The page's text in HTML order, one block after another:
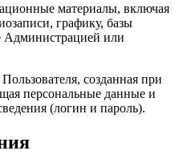
материалы, включая
графику, базы
Администрацией или
созданная при
персональные данные и
(логин и пароль).